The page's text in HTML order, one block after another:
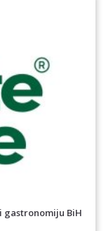
BiH